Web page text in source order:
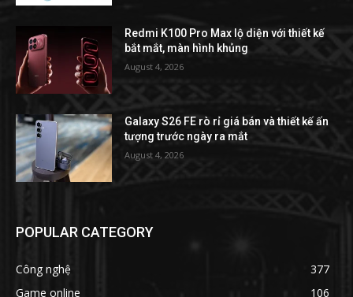
Redmi K100 Pro Max lộ diện với thiết kế
bắt mắt, màn hình khủng
August 4, 2026
Galaxy S26 FE rò rỉ giá bán và thiết kế ấn
tượng trước ngày ra mắt
August 4, 2026
POPULAR CATEGORY
Công nghệ
377
Game online
106